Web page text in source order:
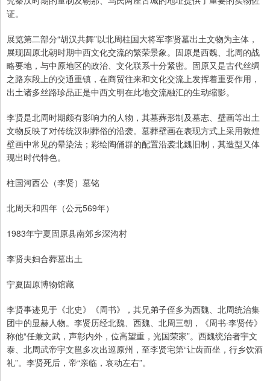
证。
展览第二部分“胡汉共舞”以北周柱国大将军李贤墓出土文物为主体，
展现固原北朝时期中西文化交流的繁荣景象。固原是西魏、北周的战
略要地，与中原地区的政治、文化联系十分紧密。固原又是古代丝绸
之路东段上的交通重镇，在商贸往来和文化交流上发挥着重要作用，
出土诸多丝路珍品正是中西文明在此地交流融汇的生动缩影。
李贤是北周时期颇有影响力的人物，其墓葬形制及墓志、壁画等出土
文物反映了对传统汉制葬俗的沿袭。墓葬壁画在表现方式上采用敦煌
壁画中常见的晕染法；彩绘陶俑群的配置沿袭北魏旧制，其造型又体
现出时代特色。
柱国河西公（李贤）墓铭
北周天和四年（公元569年）
1983年宁夏固原县南郊乡深沟村
李贤夫妇合葬墓出土
宁夏固原博物馆藏
李贤事迹见于《北史》《周书》，其兄弟子侄多为西魏、北周统治集
团中的显赫人物。李贤历经北魏、西魏、北周三朝，《周书·李贤传》
称他“任兼文武，声彰内外，位高望重，光国荣家”。西魏统治者宇文
泰、北周武帝宇文邕多次出巡原州，至李贤宅第“让齿而坐，行乡饮酒
礼”。李贤死后，帝“亲临，哀动左右”。